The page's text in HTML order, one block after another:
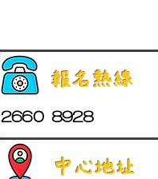
報名熱線
2660 8928
中心地址